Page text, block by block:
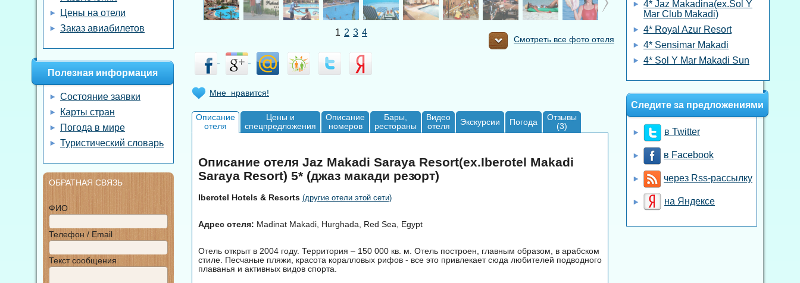
Смотреть все фото отеля
1 2 3 4
Мне нравится!
Описание
отеля
Цены и
спецпредложения
Описание
номеров
Бары,
рестораны
Видео
отеля
Экскурсии Погода
Отзывы
(3)
Описание отеля Jaz Makadi Saraya Resort(ex.Iberotel Makadi
Saraya Resort) 5* (джаз макади резорт)
Iberotel Hotels & Resorts (другие отели этой сети)
Адрес отеля: Madinat Makadi, Hurghada, Red Sea, Egypt
Отель открыт в 2004 году. Территория – 150 000 кв. м. Отель построен, главным образом, в арабском
стиле. Песчаные пляжи, красота коралловых рифов - все это привлекает сюда любителей подводного
плаванья и активных видов спорта.
Цены на отели
Заказ авиабилетов
Полезная информация
Состояние заявки
Карты стран
Погода в мире
Туристический словарь
ОБРАТНАЯ СВЯЗЬ
ФИО
Телефон / Email
Текст сообщения
4* Jaz Makadina(ex.Sol Y
Mar Club Makadi)
4* Royal Azur Resort
4* Sensimar Makadi
4* Sol Y Mar Makadi Sun
Следите за предложениями
в Twitter
в Facebook
через Rss-рассылку
на Яндексе